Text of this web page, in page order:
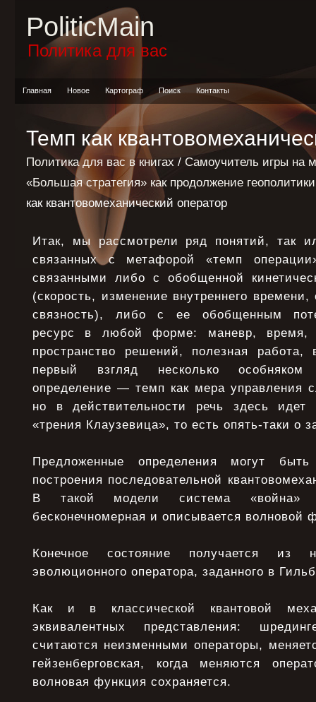
PoliticMain
Политика для вас
Главная Новое Картограф Поиск Контакты
Темп как
Политика для вас в книгах / Самоучитель игры на
«Большая стратегия» как продолжение
как квантовомеханический оператор
Итак, мы рассмотрели ряд понятий, так
связанных с метафорой «темп
связанными либо с обобщенной
(скорость, изменение внутреннего
связность), либо с ее обобщенным
ресурс в любой форме: маневр, время,
пространство решений, полезная работа,
первый взгляд несколько особняком
определение — темп как мера управления
но в действительности речь здесь идет
«трения Клаузевица», то есть опять-таки о
Предложенные определения могут
построения последовательной
В такой модели система «война»
бесконечномерная и описывается волновой
Конечное состояние получается из
эволюционного оператора, заданного в
Как и в классической квантовой
эквивалентных представления:
считаются неизменными операторы,
гейзенберговская, когда меняются
волновая функция сохраняется.